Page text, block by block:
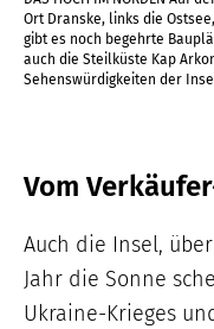
Ort Dranske, links die
gibt es noch begehrte
auch die Steilküste Kap
Sehenswürdigkeiten der
Vom
Auch die Insel,
Jahr die Sonne
Ukraine-Krieges